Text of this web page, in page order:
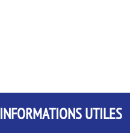
INFORMATIONS UTILES